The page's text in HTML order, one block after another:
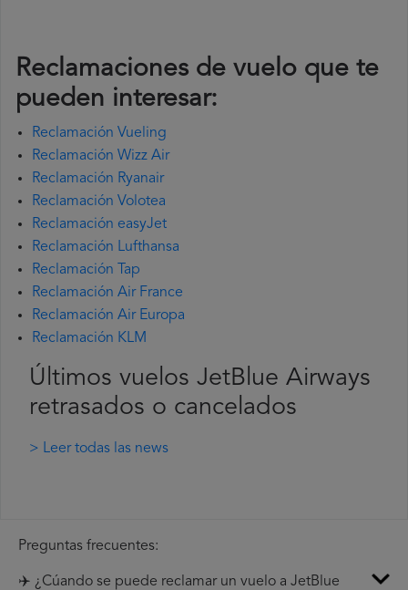
Reclamaciones de vuelo que te
pueden interesar:
Reclamación Vueling
Reclamación Wizz Air
Reclamación Ryanair
Reclamación Volotea
Reclamación easyJet
Reclamación Lufthansa
Reclamación Tap
Reclamación Air France
Reclamación Air Europa
Reclamación KLM
Últimos vuelos JetBlue Airways
retrasados o cancelados
> Leer todas las news
Preguntas frecuentes:
✈️ ¿Cúando se puede reclamar un vuelo a JetBlue